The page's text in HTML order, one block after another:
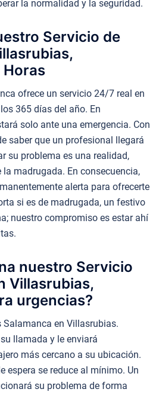
la normalidad y la seguridad.
Servicio de
Horas
ofrece un servicio 24/7 real en
365 días del año. En
solo ante una emergencia. Con
saber que un profesional llegará
su problema es una realidad,
madrugada. En consecuencia,
alerta para ofrecerte
si es de madrugada, un festivo
nuestro compromiso es estar ahí
nuestro Servicio
Villasrubias,
urgencias?
Salamanca en Villasrubias.
llamada y le enviará
más cercano a su ubicación.
espera se reduce al mínimo. Un
su problema de forma